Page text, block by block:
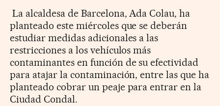
La alcaldesa de Barcelona, Ada Colau, ha
planteado este miércoles que se deberán
estudiar medidas adicionales a las
restricciones a los vehículos más
contaminantes en función de su efectividad
para atajar la contaminación, entre las que ha
planteado cobrar un peaje para entrar en la
Ciudad Condal.